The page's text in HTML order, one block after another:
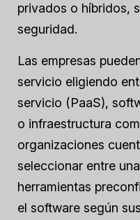
privados o híbridos,
seguridad.
Las empresas
servicio eligiendo
servicio (PaaS),
o infraestructura
organizaciones
seleccionar entre
herramientas
el software según